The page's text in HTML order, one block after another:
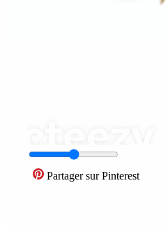
Partager sur Pinterest